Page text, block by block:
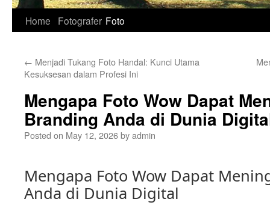
Home Fotografer Foto
← Menjadi Tukang Foto Handal: Kunci Utama
Kesuksesan dalam Profesi Ini
Mengapa Foto Wow Dapat
Branding Anda di Dunia
Posted on May 12, 2026byadmin
Mengapa Foto Wow Dapat
Anda di Dunia Digital